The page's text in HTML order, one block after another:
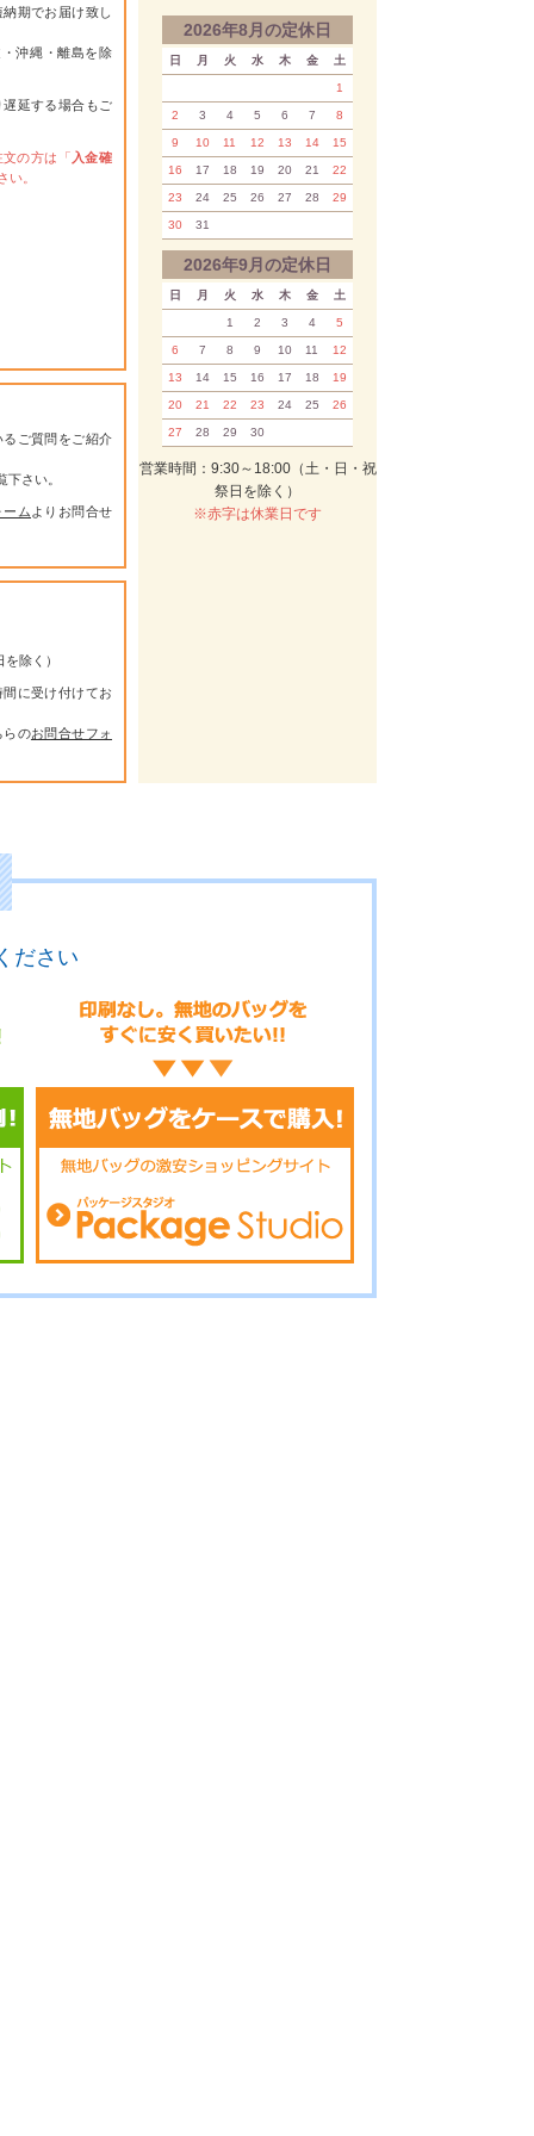
期でお届け致し
沖縄・離島を除
延する場合もご
の方は「 入金確
い。
ご質問をご紹介
下さい。
ーム よりお問合せ
除く）
に受け付けてお
らのお問合せフォ
2026年8月の定休日
日 月 火 水 木 金 土
1
2 3 4 5 6 7 8
9 10 11 12 13 14 15
16 17 18 19 20 21 22
23 24 25 26 27 28 29
30 31
2026年9月の定休日
日 月 火 水 木 金 土
1 2 3 4 5
6 7 8 9 10 11 12
13 14 15 16 17 18 19
20 21 22 23 24 25 26
27 28 29 30
営業時間：9:30～18:00（土・日・祝
祭日を除く）
※赤字は休業日です
ださい